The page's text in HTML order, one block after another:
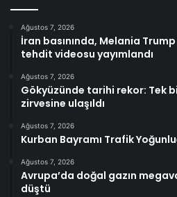
Ağustos 7, 2026
İran basınında, Melania
tehdit videosu yayımlandı
Ağustos 7, 2026
Gökyüzünde tarihi rekor: Tek
zirvesine ulaşıldı
Ağustos 7, 2026
Kurban Bayramı Trafik
Ağustos 7, 2026
Avrupa’da doğal gazın
düştü